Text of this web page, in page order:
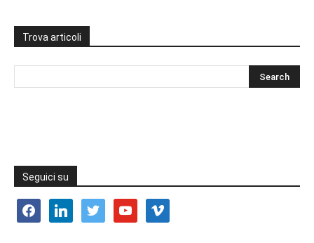
Trova articoli
Seguici su
facebooklinkedin twitter youtube vimeo